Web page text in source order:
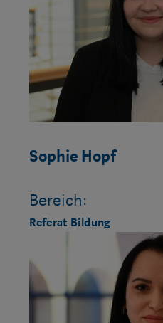
Sophie Hopf
Bereich:
Referat Bildung